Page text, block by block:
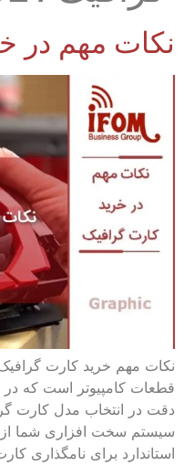
نکات مهم در
نکات مهم خرید کارت
قطعات کامپیوتر است که
دقت در انتخاب مدل کارت
سیستم سخت افزاری شما از
استاندارد برای نامگذاری